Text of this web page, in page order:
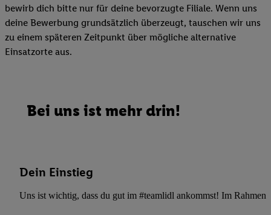
bewirb dich bitte nur für deine bevorzugte Filiale. Wenn uns
deine Bewerbung grundsätzlich überzeugt, tauschen wir uns
zu einem späteren Zeitpunkt über mögliche alternative
Einsatzorte aus.
Bei uns ist mehr drin!
Dein Einstieg
Uns ist wichtig, dass du gut im #teamlidl ankommst! Im Rahmen